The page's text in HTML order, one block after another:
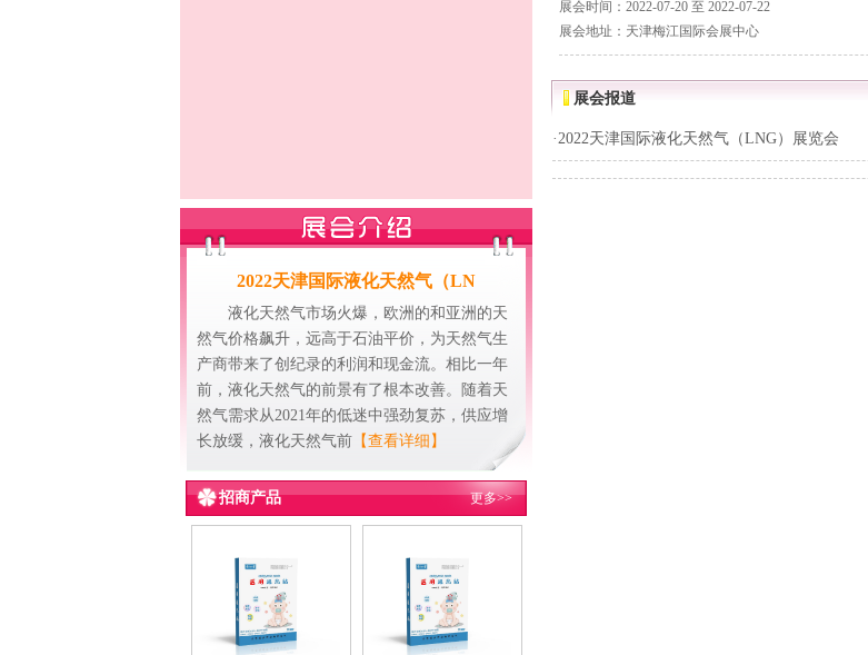
2022天津国际液化天然气（LN
液化天然气市场火爆，欧洲的和亚洲的天
然气价格飙升，远高于石油平价，为天然气生
产商带来了创纪录的利润和现金流。相比一年
前，液化天然气的前景有了根本改善。随着天
然气需求从2021年的低迷中强劲复苏，供应增
长放缓，液化天然气前 【查看详细】
招商产品 更多>>
展会时间：2022-07-20 至 2022-07-22
展会地址：天津梅江国际会展中心
展会报道
·2022天津国际液化天然气（LNG）展览会